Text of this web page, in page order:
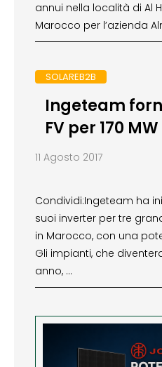
annui nella località di Al
Marocco per l’azienda
SOLAREB2B
Ingeteam
FV per 170
11 Agosto 2017
Condividi:Ingeteam ha
suoi inverter per tre
in Marocco, con una
Gli impianti, che
anno, …